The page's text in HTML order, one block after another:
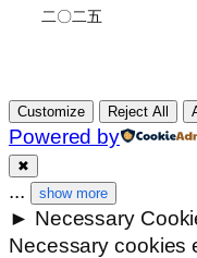
二〇二五
Customize Reject All
Powered by
✖
... show more
► Necessary
Necessary cookies